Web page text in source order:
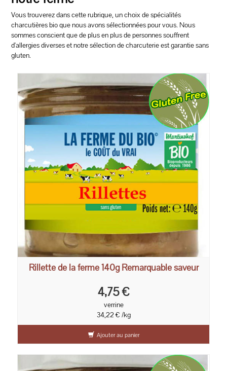
Vous trouverez dans cette rubrique, un choix de spécialités
charcutières bio que nous avons sélectionnées pour vous. Nous
sommes conscient que de plus en plus de personnes souffrent
d'allergies diverses et notre sélection de charcuterie est garantie sans
gluten.
Rillette de la ferme 140g Remarquable saveur
4,75 €
verrine
34,22 € /kg
Ajouter au panier